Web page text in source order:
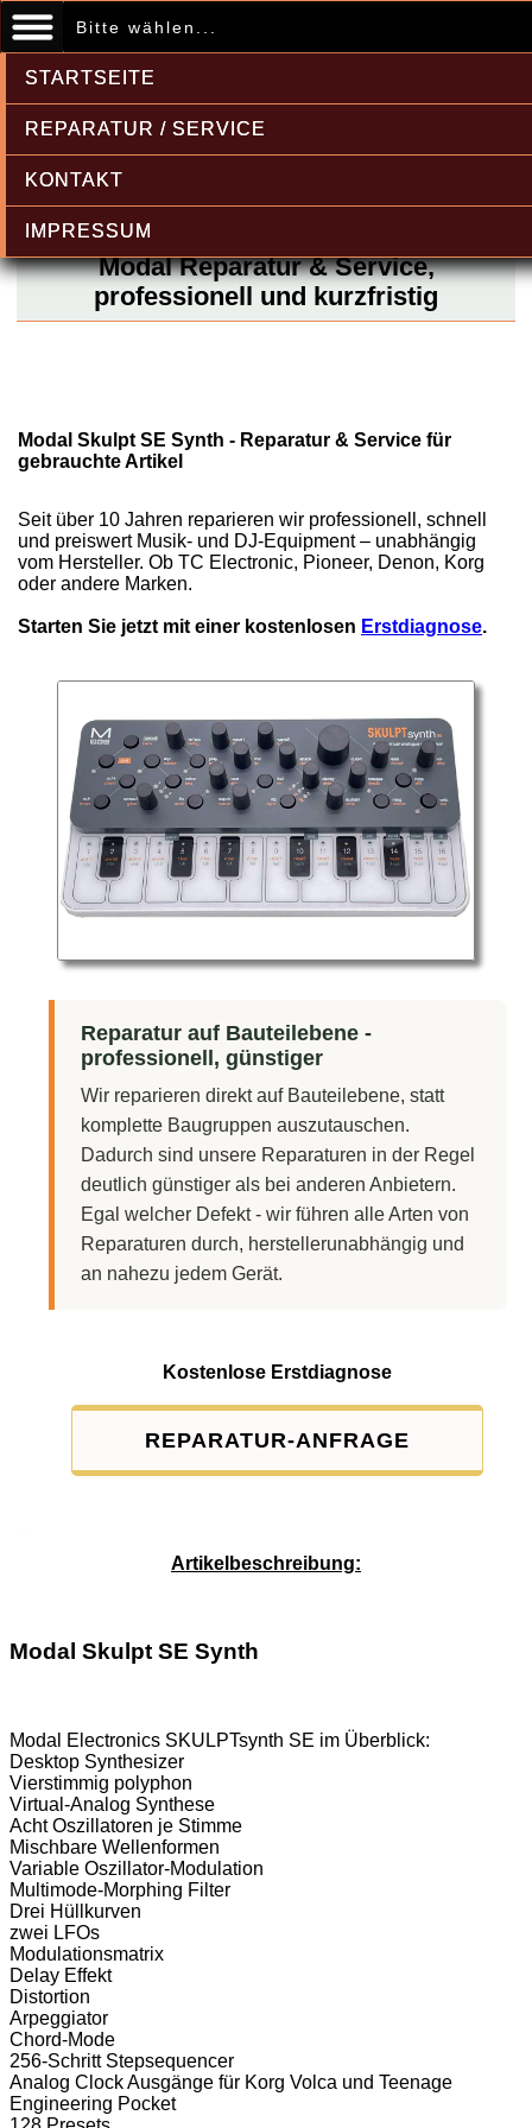
Bitte wählen...
STARTSEITE
REPARATUR / SERVICE
KONTAKT
IMPRESSUM
Modal Reparatur & Service,
professionell und kurzfristig
Modal Skulpt SE Synth - Reparatur & Service für
gebrauchte Artikel
Seit über 10 Jahren reparieren wir professionell, schnell
und preiswert Musik- und DJ-Equipment – unabhängig
vom Hersteller. Ob TC Electronic, Pioneer, Denon, Korg
oder andere Marken.
Starten Sie jetzt mit einer kostenlosen Erstdiagnose.
Reparatur auf Bauteilebene -
professionell, günstiger
Wir reparieren direkt auf Bauteilebene, statt
komplette Baugruppen auszutauschen.
Dadurch sind unsere Reparaturen in der Regel
deutlich günstiger als bei anderen Anbietern.
Egal welcher Defekt - wir führen alle Arten von
Reparaturen durch, herstellerunabhängig und
an nahezu jedem Gerät.
Kostenlose Erstdiagnose
REPARATUR-ANFRAGE
Artikelbeschreibung:
Modal Skulpt SE Synth
Modal Electronics SKULPTsynth SE im Überblick:
Desktop Synthesizer
Vierstimmig polyphon
Virtual-Analog Synthese
Acht Oszillatoren je Stimme
Mischbare Wellenformen
Variable Oszillator-Modulation
Multimode-Morphing Filter
Drei Hüllkurven
zwei LFOs
Modulationsmatrix
Delay Effekt
Distortion
Arpeggiator
Chord-Mode
256-Schritt Stepsequencer
Analog Clock Ausgänge für Korg Volca und Teenage
Engineering Pocket